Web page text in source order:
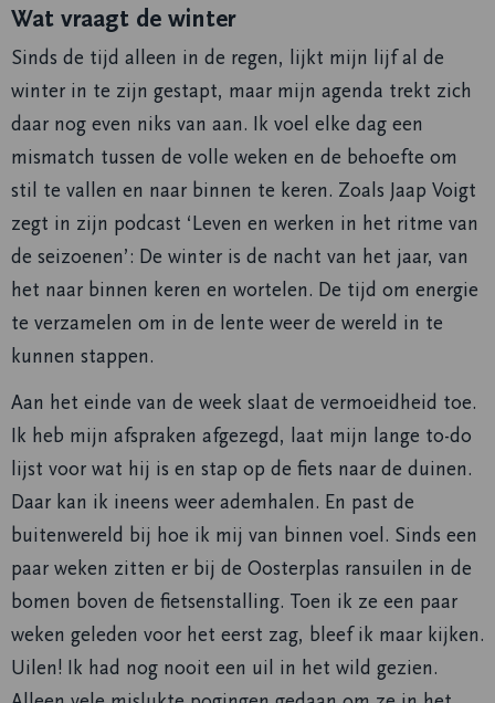
Wat vraagt de winter
Sinds de tijd alleen in de regen, lijkt mijn lijf al de
winter in te zijn gestapt, maar mijn agenda trekt zich
daar nog even niks van aan. Ik voel elke dag een
mismatch tussen de volle weken en de behoefte om
stil te vallen en naar binnen te keren. Zoals Jaap Voigt
zegt in zijn podcast ‘Leven en werken in het ritme van
de seizoenen’: De winter is de nacht van het jaar, van
het naar binnen keren en wortelen. De tijd om energie
te verzamelen om in de lente weer de wereld in te
kunnen stappen.
Aan het einde van de week slaat de vermoeidheid toe.
Ik heb mijn afspraken afgezegd, laat mijn lange to-do
lijst voor wat hij is en stap op de fiets naar de duinen.
Daar kan ik ineens weer ademhalen. En past de
buitenwereld bij hoe ik mij van binnen voel. Sinds een
paar weken zitten er bij de Oosterplas ransuilen in de
bomen boven de fietsenstalling. Toen ik ze een paar
weken geleden voor het eerst zag, bleef ik maar kijken.
Uilen! Ik had nog nooit een uil in het wild gezien.